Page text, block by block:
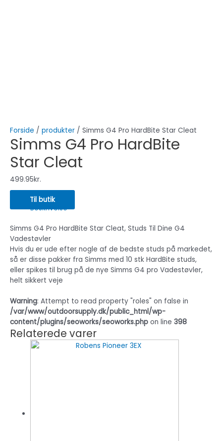
Forside / produkter / Simms G4 Pro HardBite Star Cleat
Simms G4 Pro HardBite
Star Cleat
499.95kr.
Til butik
Beskrivelse
Simms G4 Pro HardBite Star Cleat, Studs Til Dine G4
Vadestøvler
Hvis du er ude efter nogle af de bedste studs på markedet,
så er disse pakker fra Simms med 10 stk HardBite studs,
eller spikes til brug på de nye Simms G4 pro Vadestøvler,
helt sikkert veje
Warning: Attempt to read property "roles" on false in
/var/www/outdoorsupply.dk/public_html/wp-
content/plugins/seoworks/seoworks.php on line 398
Relaterede varer